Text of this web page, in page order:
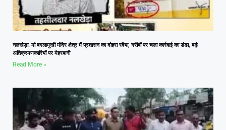
नलखेड़ा: मां बगलामुखी मंदिर क्षेत्र में प्रशासन का दोहरा रवैया, गरीबों पर चला कार्रवाई का डंडा, बड़े
अतिक्रमणकारियों पर मेहरबानी
Read More »